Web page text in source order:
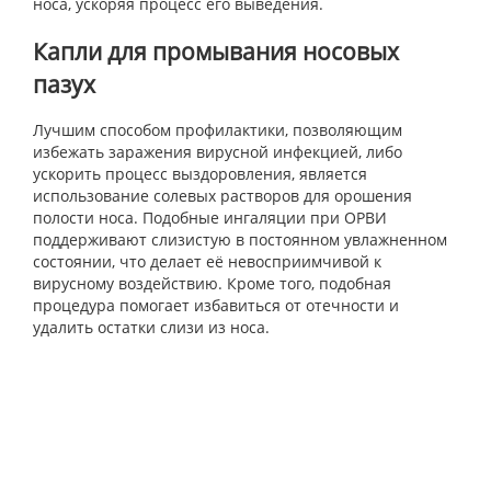
носа, ускоряя процесс его выведения.
Капли для промывания носовых
пазух
Лучшим способом профилактики, позволяющим
избежать заражения вирусной инфекцией, либо
ускорить процесс выздоровления, является
использование солевых растворов для орошения
полости носа. Подобные ингаляции при ОРВИ
поддерживают слизистую в постоянном увлажненном
состоянии, что делает её невосприимчивой к
вирусному воздействию. Кроме того, подобная
процедура помогает избавиться от отечности и
удалить остатки слизи из носа.